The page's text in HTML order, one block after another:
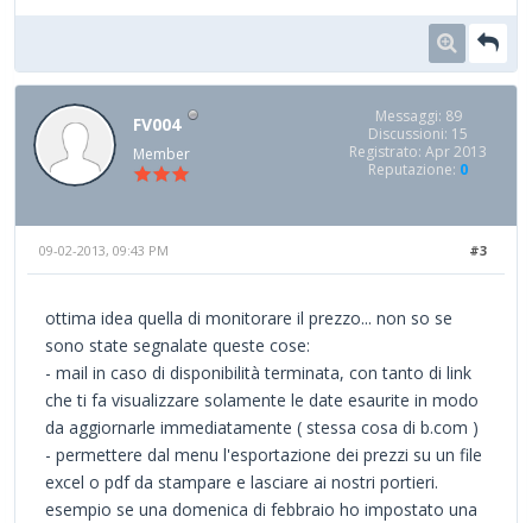
FV004
Member
Messaggi: 89
Discussioni: 15
Registrato: Apr 2013
Reputazione: 0
#3
09-02-2013, 09:43 PM
ottima idea quella di monitorare il prezzo... non so se
sono state segnalate queste cose:
- mail in caso di disponibilità terminata, con tanto di link
che ti fa visualizzare solamente le date esaurite in modo
da aggiornarle immediatamente ( stessa cosa di b.com )
- permettere dal menu l'esportazione dei prezzi su un file
excel o pdf da stampare e lasciare ai nostri portieri.
esempio se una domenica di febbraio ho impostato una